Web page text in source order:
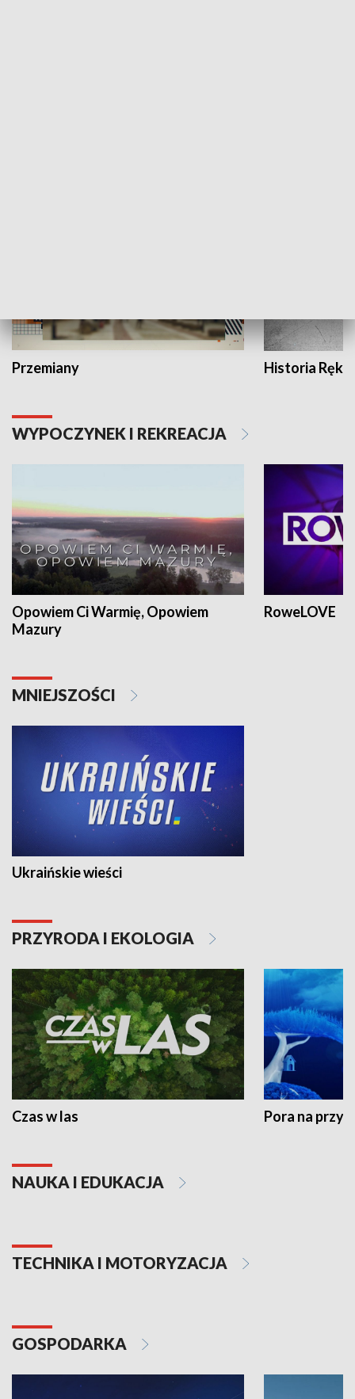
Przemiany Historia Ręką
WYPOCZYNEK I REKREACJA
Opowiem Ci Warmię, Opowiem
Mazury
RoweLOVE
MNIEJSZOŚCI
Ukraińskie wieści
PRZYRODA I EKOLOGIA
Czas w las Pora na
NAUKA I EDUKACJA
TECHNIKA I MOTORYZACJA
GOSPODARKA